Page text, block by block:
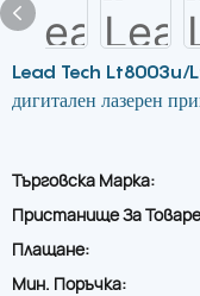
Lead Tech Lt8003u/
дигитален лазерен
Търговска Марка:
Пристанище За
Плащане:
Мин. Поръчка: